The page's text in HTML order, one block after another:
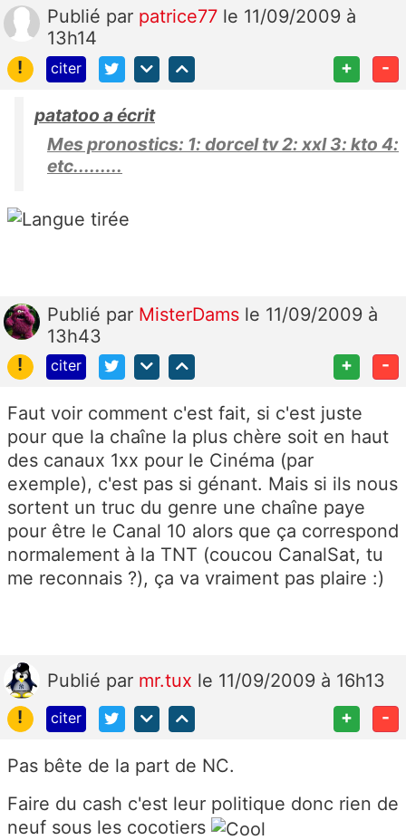
Publié par patrice77 le 11/09/2009 à
13h14
!
citer + -
patatoo a écrit
Mes pronostics: 1: dorcel tv 2: xxl 3: kto 4:
etc.........
Publié par MisterDams le 11/09/2009 à
13h43
!
citer + -
Faut voir comment c'est fait, si c'est juste
pour que la chaîne la plus chère soit en haut
des canaux 1xx pour le Cinéma (par
exemple), c'est pas si génant. Mais si ils nous
sortent un truc du genre une chaîne paye
pour être le Canal 10 alors que ça correspond
normalement à la TNT (coucou CanalSat, tu
me reconnais ?), ça va vraiment pas plaire :)
Publié par mr.tux le 11/09/2009 à 16h13
!
citer + -
Pas bête de la part de NC.
Faire du cash c'est leur politique donc rien de
neuf sous les cocotiers